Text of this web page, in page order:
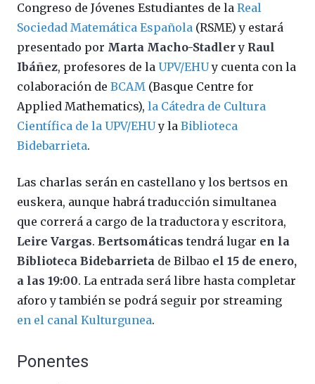
Congreso de Jóvenes Estudiantes de la Real
Sociedad Matemática Española (RSME) y estará
presentado por Marta Macho-Stadlery Raul
Ibáñez, profesores de la UPV/EHUy cuenta con la
colaboración de BCAM (Basque Centre for
Applied Mathematics), la Cátedra de Cultura
Científica de la UPV/EHUy la Biblioteca
Bidebarrieta.
Las charlas serán en castellano y los bertsos en
euskera, aunque habrá traducción simultanea
que correrá a cargo de la traductora y escritora,
Leire Vargas. Bertsomáticas tendrá lugar en la
Biblioteca Bidebarrieta de Bilbao el 15 de enero,
a las 19:00. La entrada será libre hasta completar
aforo y también se podrá seguir por streaming
en el canal Kulturgunea.
Ponentes